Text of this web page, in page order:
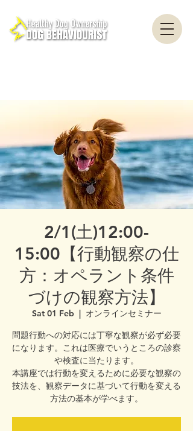
2/1(土)12:00-
15:00【行動観察の仕
方：オペラント条件
づけの観察方法】
Sat 01 Feb
  |
オンラインセミナー
問題行動への対応には丁寧な観察が必ず必要
になります。これは医療でいうところの診察
や検査に当たります。
本講座では行動を変えるために必要な観察の
技法を、観察データに基づいて行動を変える
方法の基本が学べます。